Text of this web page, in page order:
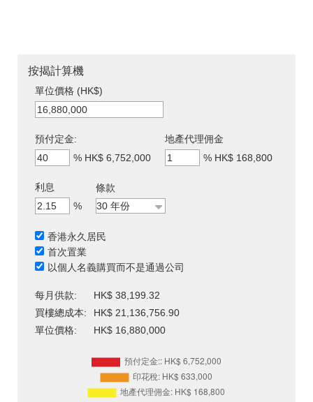
按揭計算機
單位價格 (HK$)
預付定金:
% HK$ 6,752,000
地產代理佣金
% HK$ 168,800
利息
%
條款
香港永久居民
首次置業
以個人名義購買而不是通過公司
每月供款:
HK$ 38,199.32
買樓總成本:
HK$ 21,136,756.90
單位價格:
HK$ 16,880,000